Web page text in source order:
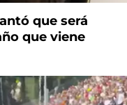
que será
que viene